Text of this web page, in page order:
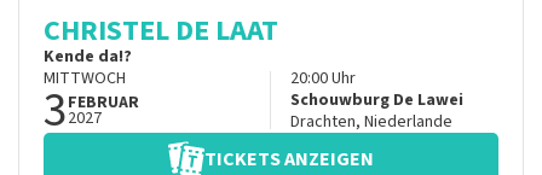
CHRISTEL DE LAAT
Kende da!?
MITTWOCH
3FEBRUAR
2027
20:00Uhr
Schouwburg De Lawei
Drachten, Niederlande
TICKETS ANZEIGEN